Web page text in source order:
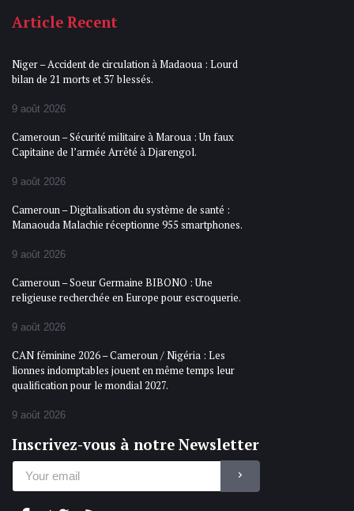
Article Recent
Niger – Accident de circulation à Madaoua : Lourd
bilan de 21 morts et 37 blessés.
9 août 2026
Cameroun – Sécurité militaire à Maroua : Un faux
Capitaine de l’armée Arrêté à Djarengol.
9 août 2026
Cameroun – Digitalisation du système de santé :
Manaouda Malachie réceptionne 955 smartphones.
9 août 2026
Cameroun – Soeur Germaine BIBONO : Une
religieuse recherchée en Europe pour escroquerie.
9 août 2026
CAN féminine 2026 – Cameroun / Nigéria : Les
lionnes indomptables jouent en même temps leur
qualification pour le mondial 2027.
9 août 2026
Inscrivez-vous à notre Newsletter